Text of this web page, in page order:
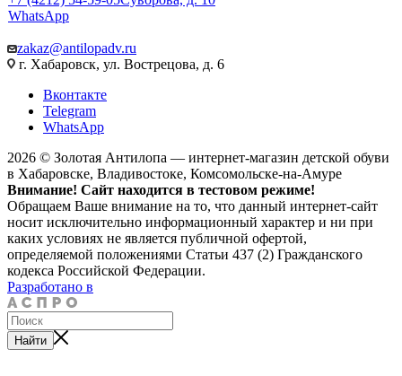
WhatsApp
zakaz@antilopadv.ru
г. Хабаровск, ул. Вострецова, д. 6
Вконтакте
Telegram
WhatsApp
2026 © Золотая Антилопа — интернет-магазин детской обуви
в Хабаровске, Владивостоке, Комсомольске-на-Амуре
Внимание! Сайт находится в тестовом режиме!
Обращаем Ваше внимание на то, что данный интернет-сайт
носит исключительно информационный характер и ни при
каких условиях не является публичной офертой,
определяемой положениями Статьи 437 (2) Гражданского
кодекса Российской Федерации.
Разработано в
Найти